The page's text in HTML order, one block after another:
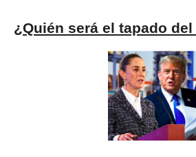
¿Quién será el tapado del